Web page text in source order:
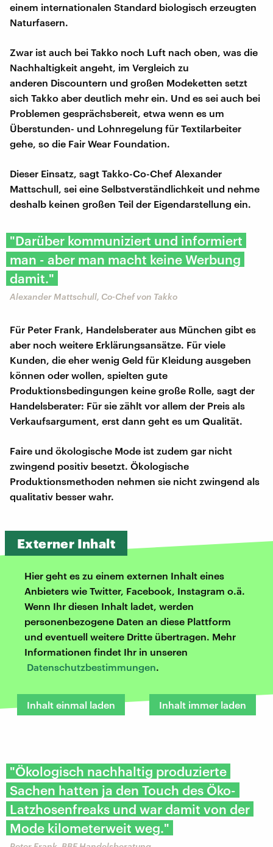
einem internationalen Standard biologisch erzeugten
Naturfasern.
Zwar ist auch bei Takko noch Luft nach oben, was die
Nachhaltigkeit angeht, im Vergleich zu
anderen Discountern und großen Modeketten setzt
sich Takko aber deutlich mehr ein. Und es sei auch bei
Problemen gesprächsbereit, etwa wenn es um
Überstunden- und Lohnregelung für Textilarbeiter
gehe, so die Fair Wear Foundation.
Dieser Einsatz, sagt Takko-Co-Chef Alexander
Mattschull, sei eine Selbstverständlichkeit und nehme
deshalb keinen großen Teil der Eigendarstellung ein.
"Darüber kommuniziert und informiert
man - aber man macht keine Werbung
damit."
Alexander Mattschull, Co-Chef von Takko
Für Peter Frank, Handelsberater aus München gibt es
aber noch weitere Erklärungsansätze. Für viele
Kunden, die eher wenig Geld für Kleidung ausgeben
können oder wollen, spielten gute
Produktionsbedingungen keine große Rolle, sagt der
Handelsberater: Für sie zählt vor allem der Preis als
Verkaufsargument, erst dann geht es um Qualität.
Faire und ökologische Mode ist zudem gar nicht
zwingend positiv besetzt. Ökologische
Produktionsmethoden nehmen sie nicht zwingend als
qualitativ besser wahr.
Externer Inhalt
Hier geht es zu einem externen Inhalt eines
Anbieters wie Twitter, Facebook, Instagram o.ä.
Wenn Ihr diesen Inhalt ladet, werden
personenbezogene Daten an diese Plattform
und eventuell weitere Dritte übertragen. Mehr
Informationen findet Ihr in unseren
Datenschutzbestimmungen.
Inhalt einmal laden Inhalt immer laden
"Ökologisch nachhaltig produzierte
Sachen hatten ja den Touch des Öko-
Latzhosenfreaks und war damit von der
Mode kilometerweit weg."